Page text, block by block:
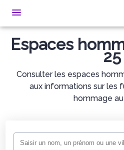
NOS SERVICES
PRÉVOIR SES OBSÈQUES
SERVICES AUX FAMILLES
AGENCE DE SEYSSES
NOTRE CHAMBRE FUNERAIRE
ESPACE FAMILLE
Espaces
25
Consulter les espaces
aux informations sur les
hommage